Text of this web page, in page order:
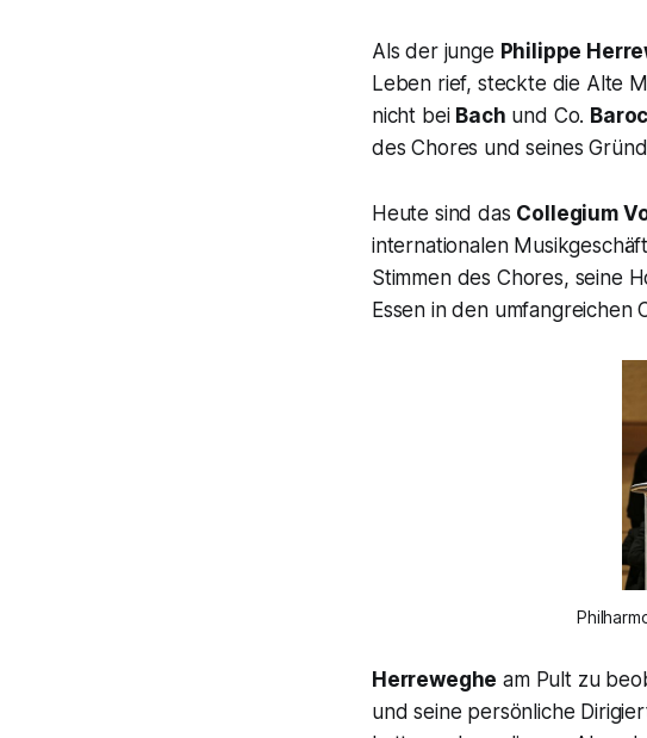
Als der junge Philippe
Leben rief, steckte die Alte
nicht bei Bach und Co.
des Chores und seines
Heute sind das Collegium
internationalen
Stimmen des Chores, seine
Essen in den
Herreweghe am Pult zu
und seine persönliche